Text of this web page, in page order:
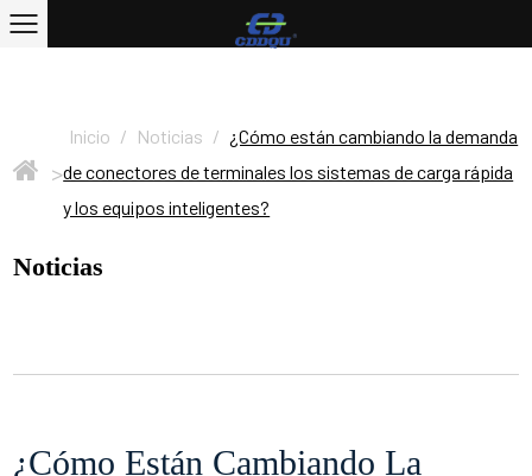
>
Inicio / Noticias / ¿Cómo están cambiando la demanda
de conectores de terminales los sistemas de carga rápida
y los equipos inteligentes?
Noticias
¿Cómo Están Cambiando La